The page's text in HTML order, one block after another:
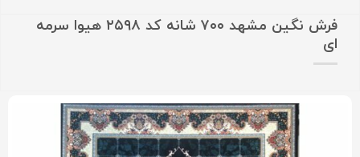
فرش نگین مشهد ۷۰۰ شانه کد ۲۵۹۸ هیوا سرمه
ای